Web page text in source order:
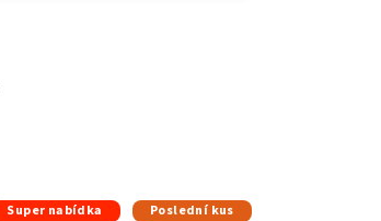
Super nabídka Poslední kus